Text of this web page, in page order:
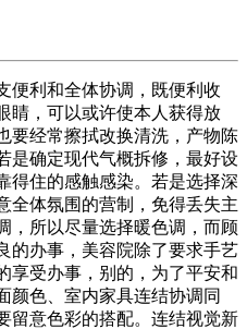
利和全体协调，既便利收
睛，可以或许使本人获得放
要经常擦拭改换清洗，产物陈
是确定现代气概拆修，最好设
得住的感触感染。若是选择深
全体氛围的营制，免得丢失主
，所以尽量选择暖色调，而顾
的办事，美容院除了要求手艺
享受办事，别的，为了平安和
颜色、室内家具连结协调同
留意色彩的搭配。连结视觉新